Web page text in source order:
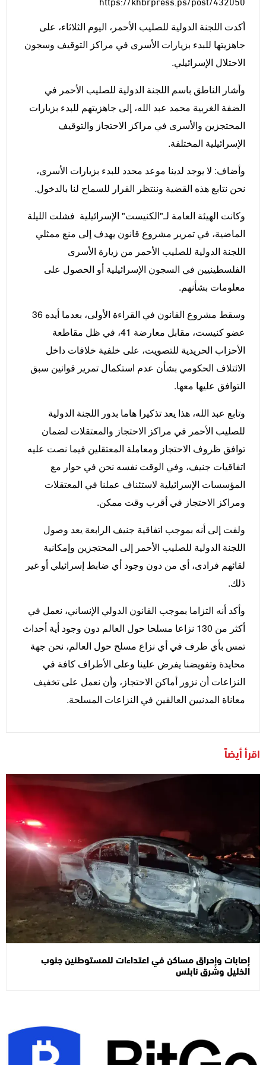
أكدت اللجنة الدولية للصليب الأحمر، اليوم الثلاثاء، على
جاهزيتها للبدء بزيارات الأسرى في مراكز التوقيف وسجون
الاحتلال الإسرائيلي.
وأشار الناطق باسم اللجنة الدولية للصليب الأحمر في
الضفة الغربية محمد عبد الله، إلى جاهزيتهم للبدء بزيارات
المحتجزين والأسرى في مراكز الاحتجاز والتوقيف
الإسرائيلية المختلفة.
وأضاف: لا يوجد لدينا موعد محدد للبدء بزيارات الأسرى،
نحن نتابع هذه القضية وننتظر القرار للسماح لنا بالدخول.
وكانت الهيئة العامة لـ"الكنيست" الإسرائيلية فشلت الليلة
الماضية، في تمرير مشروع قانون يهدف إلى منع ممثلي
اللجنة الدولية للصليب الأحمر من زيارة الأسرى
الفلسطينيين في السجون الإسرائيلية أو الحصول على
معلومات بشأنهم.
وسقط مشروع القانون في القراءة الأولى، بعدما أيده 36
عضو كنيست، مقابل معارضة 41، في ظل مقاطعة
الأحزاب الحريدية للتصويت، على خلفية خلافات داخل
الائتلاف الحكومي بشأن عدم استكمال تمرير قوانين سبق
التوافق عليها معها.
وتابع عبد الله، هذا يعد تذكيرا هاما بدور اللجنة الدولية
للصليب الأحمر في مراكز الاحتجاز والمعتقلات لضمان
توافق ظروف الاحتجاز ومعاملة المعتقلين فيما نصت عليه
اتفاقيات جنيف، وفي الوقت نفسه نحن في حوار مع
المؤسسات الإسرائيلية لاستئناف عملنا في المعتقلات
ومراكز الاحتجاز في أقرب وقت ممكن.
ولفت إلى أنه بموجب اتفاقية جنيف الرابعة يعد وصول
اللجنة الدولية للصليب الأحمر إلى المحتجزين وإمكانية
لقائهم فرادى، أي من دون وجود أي ضابط إسرائيلي أو غير
ذلك.
وأكد أنه التزاما بموجب القانون الدولي الإنساني، نعمل في
أكثر من 130 نزاعا مسلحا حول العالم دون وجود أية أحداث
تمس بأي طرف في أي نزاع مسلح حول العالم، نحن جهة
محايدة وتفويضنا يفرض علينا وعلى الأطراف كافة في
النزاعات أن نزور أماكن الاحتجاز، وأن نعمل على تخفيف
معاناة المدنيين العالقين في النزاعات المسلحة.
اقرأ أيضاً
إصابات وإحراق مساكن في اعتداءات للمستوطنين جنوب
الخليل وشرق نابلس